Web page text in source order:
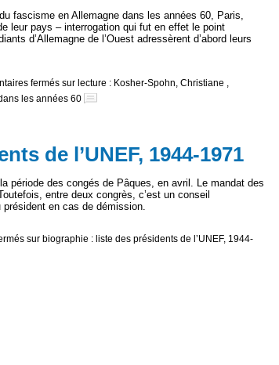
fascisme en Allemagne dans les années 60, Paris,
leur pays – interrogation qui fut en effet le point
d’Allemagne de l’Ouest adressèrent d’abord leurs
fermés sur lecture : Kosher-Spohn, Christiane ,
les années 60
de l’UNEF, 1944-1971
période des congés de Pâques, en avril. Le mandat des
entre deux congrès, c’est un conseil
président en cas de démission.
sur biographie : liste des présidents de l’UNEF, 1944-